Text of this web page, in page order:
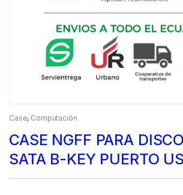
Case, Computación
CASE NGFF PARA
SATA B-KEY PUERTO